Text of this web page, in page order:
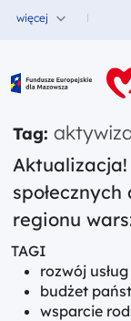
więcej
Fundusze
Tag:
Aktualizacja!
regionu
TAGI
rozwój
budżet
wsparcie